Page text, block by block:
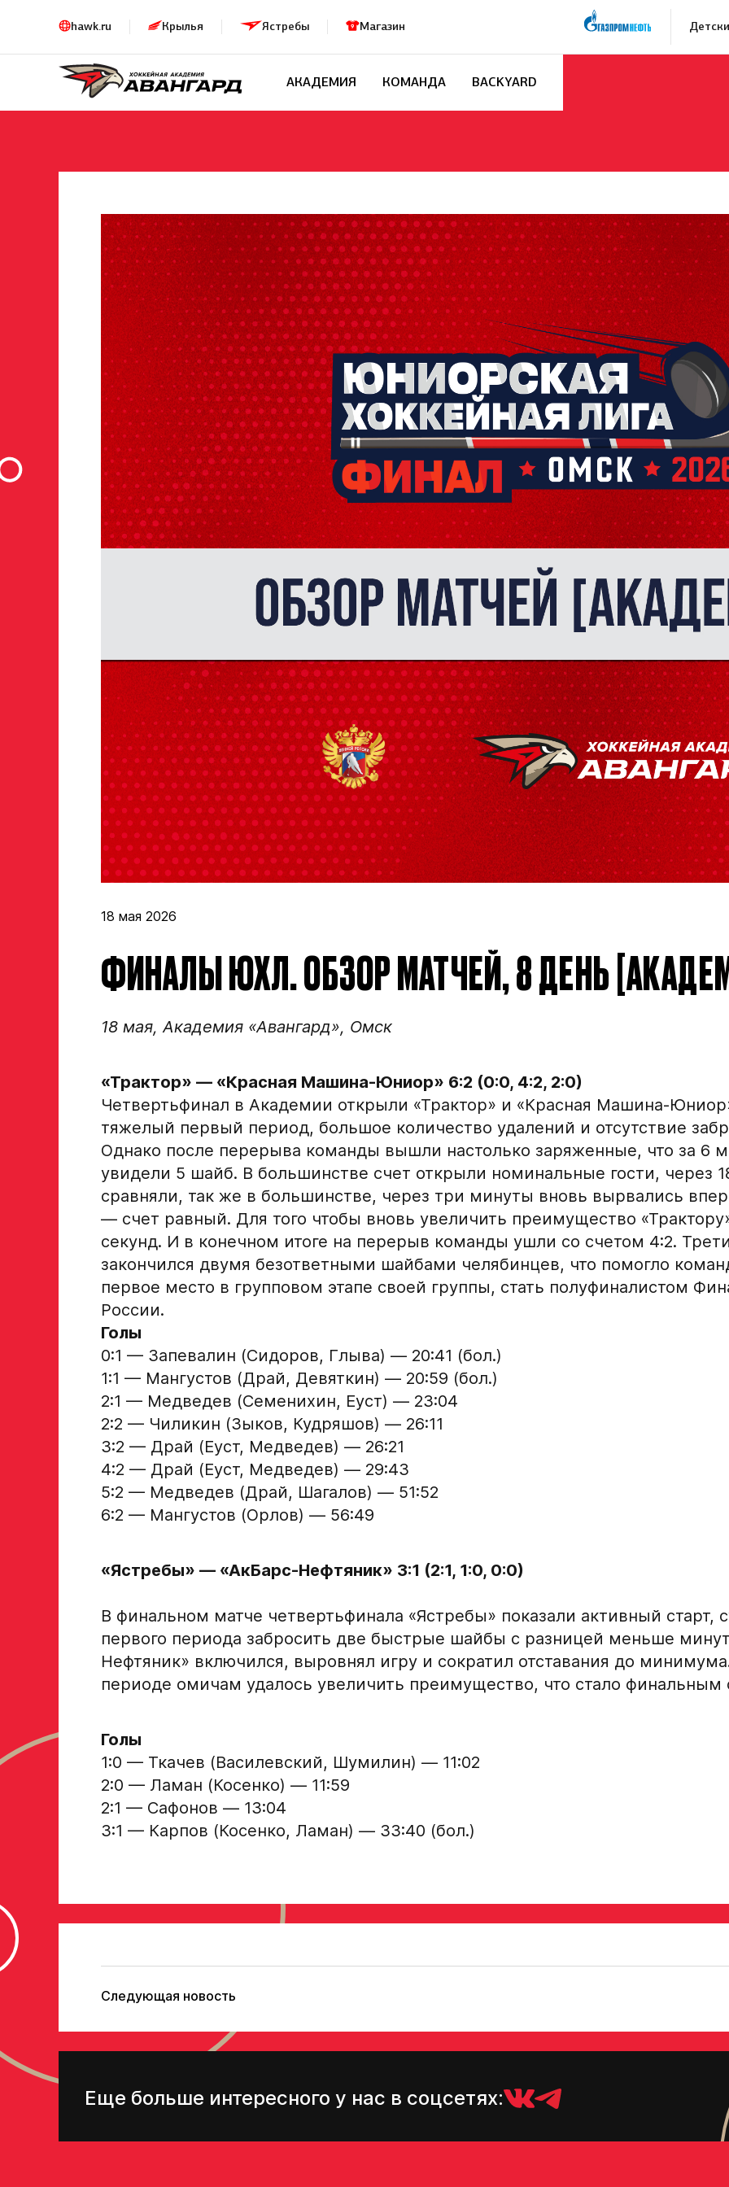
hawk.ru Крылья Ястребы Магазин
АКАДЕМИЯ КОМАНДА BACKYARD
18 мая 2026
ФИНАЛЫ ЮХЛ. ОБЗОР МАТЧЕЙ, 8 ДЕНЬ
18 мая, Академия «Авангард», Омск
«Трактор» — «Красная Машина-Юниор» 6:2 (0:0, 4:2, 2:0)
Четвертьфинал в Академии открыли «Трактор» и «Красная Машина-
тяжелый первый период, большое количество удалений и отсутствие
Однако после перерыва команды вышли настолько заряженные, что за 6
увидели 5 шайб. В большинстве счет открыли номинальные гости, через
сравняли, так же в большинстве, через три минуты вновь вырвались
— счет равный. Для того чтобы вновь увеличить преимущество
секунд. И в конечном итоге на перерыв команды ушли со счетом 4:2.
закончился двумя безответными шайбами челябинцев, что помогло
первое место в групповом этапе своей группы, стать полуфиналистом
России.
Голы
0:1 — Запевалин (Сидоров, Глыва) — 20:41 (бол.)
1:1 — Мангустов (Драй, Девяткин) — 20:59 (бол.)
2:1 — Медведев (Семенихин, Еуст) — 23:04
2:2 — Чиликин (Зыков, Кудряшов) — 26:11
3:2 — Драй (Еуст, Медведев) — 26:21
4:2 — Драй (Еуст, Медведев) — 29:43
5:2 — Медведев (Драй, Шагалов) — 51:52
6:2 — Мангустов (Орлов) — 56:49
«Ястребы» — «АкБарс-Нефтяник» 3:1 (2:1, 1:0, 0:0)
В финальном матче четвертьфинала «Ястребы» показали активный старт,
первого периода забросить две быстрые шайбы с разницей меньше
Нефтяник» включился, выровнял игру и сократил отставания до
периоде омичам удалось увеличить преимущество, что стало финальным
Голы
1:0 — Ткачев (Василевский, Шумилин) — 11:02
2:0 — Ламан (Косенко) — 11:59
2:1 — Сафонов — 13:04
3:1 — Карпов (Косенко, Ламан) — 33:40 (бол.)
Следующая новость
Еще больше интересного у нас в соцсетях:
Заявка на просмотр в Хоккейную
Академию «Авангард»
ФИО игрока
Дата рождения игрока полностью
Опыт игры в хоккей
Амплуа игрока
если опыта игры нет, оставьте это поле пустым
ФИО законного представителя
Номер телефона законного представителя
Нажимая кнопку «Отправить», вы принимаете
условия обработки
персональных данных Ассоциации ХК Авангард
Отправленная заявка попадает в базу скаутского отдела Академии
«Авангард»
В случае положительного ответа с законным представителем игрока
Заявка на
Форма только
2007 г. р. —
ФИО игрока
Дата рождения
Рост игрока
Обращаем внимание:
округов (
https://fhr.ru/
подаёт заявку.
Название школы /
в настоящее время
Хват клюшки
Нажимая кнопку
персональных
СПАСИБО ЗА ЗАЯВКУ!
Если данные ученика соответствуют
требованиям для обучения в Академии, мы
свяжемся с вами в течение 5 рабочих дней.